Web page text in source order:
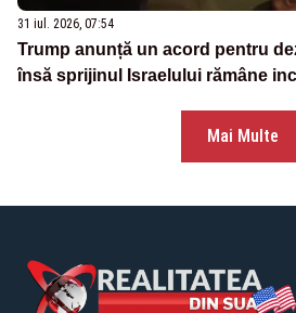
31 iul. 2026, 07:54
Trump anunță un acord pentru
însă sprijinul Israelului rămâne
Mai Multe